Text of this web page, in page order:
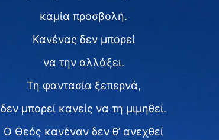
καμία προσβολή.
Κανένας δεν μπορεί
να την αλλάξει.
Τη φαντασία ξεπερνά,
δεν μπορεί κανείς να τη μιμηθεί.
Ο Θεός κανέναν δεν θ’ ανεχθεί